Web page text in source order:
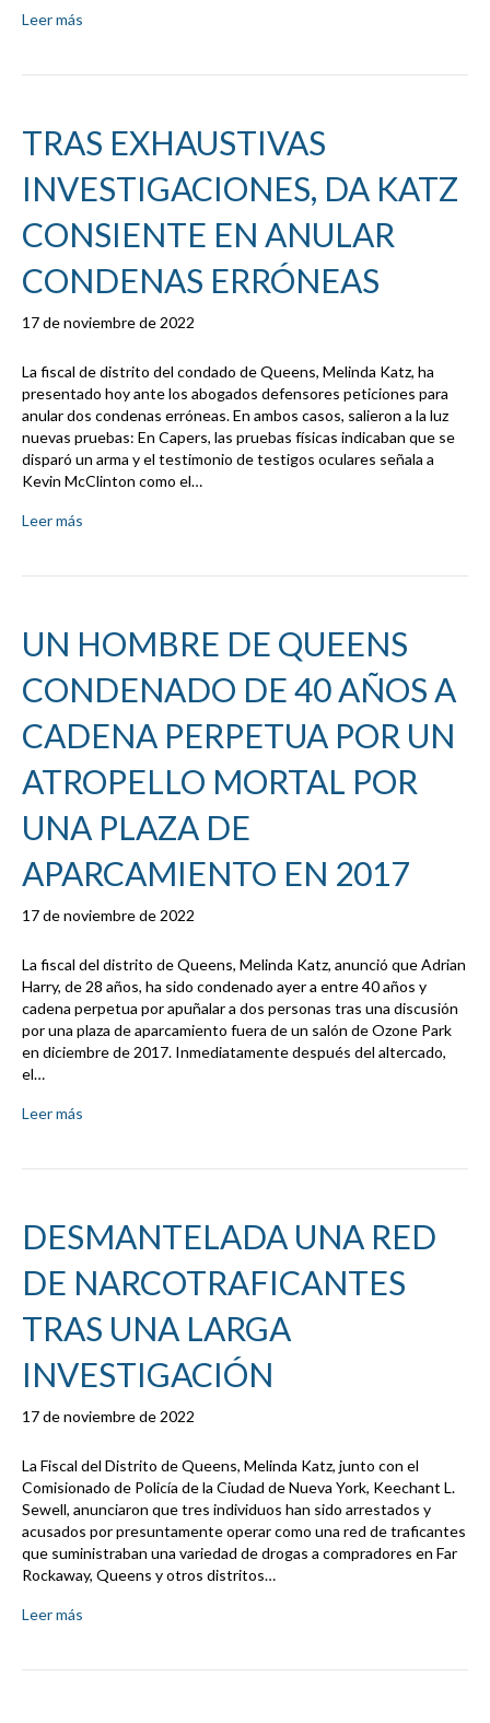
Leer más
TRAS EXHAUSTIVAS
INVESTIGACIONES, DA KATZ
CONSIENTE EN ANULAR
CONDENAS ERRÓNEAS
17 de noviembre de 2022
La fiscal de distrito del condado de Queens, Melinda Katz, ha
presentado hoy ante los abogados defensores peticiones para
anular dos condenas erróneas. En ambos casos, salieron a la luz
nuevas pruebas: En Capers, las pruebas físicas indicaban que se
disparó un arma y el testimonio de testigos oculares señala a
Kevin McClinton como el…
Leer más
UN HOMBRE DE QUEENS
CONDENADO DE 40 AÑOS A
CADENA PERPETUA POR UN
ATROPELLO MORTAL POR
UNA PLAZA DE
APARCAMIENTO EN 2017
17 de noviembre de 2022
La fiscal del distrito de Queens, Melinda Katz, anunció que Adrian
Harry, de 28 años, ha sido condenado ayer a entre 40 años y
cadena perpetua por apuñalar a dos personas tras una discusión
por una plaza de aparcamiento fuera de un salón de Ozone Park
en diciembre de 2017. Inmediatamente después del altercado,
el…
Leer más
DESMANTELADA UNA RED
DE NARCOTRAFICANTES
TRAS UNA LARGA
INVESTIGACIÓN
17 de noviembre de 2022
La Fiscal del Distrito de Queens, Melinda Katz, junto con el
Comisionado de Policía de la Ciudad de Nueva York, Keechant L.
Sewell, anunciaron que tres individuos han sido arrestados y
acusados por presuntamente operar como una red de traficantes
que suministraban una variedad de drogas a compradores en Far
Rockaway, Queens y otros distritos…
Leer más